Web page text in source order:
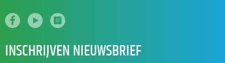
INSCHRIJVEN NIEUWSBRIEF